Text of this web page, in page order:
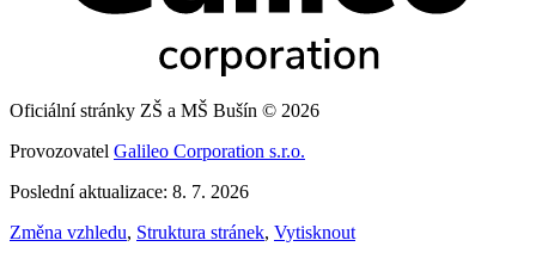
Oficiální stránky ZŠ a MŠ Bušín © 2026
Provozovatel Galileo Corporation s.r.o.
Poslední aktualizace: 8. 7. 2026
Změna vzhledu, Struktura stránek, Vytisknout